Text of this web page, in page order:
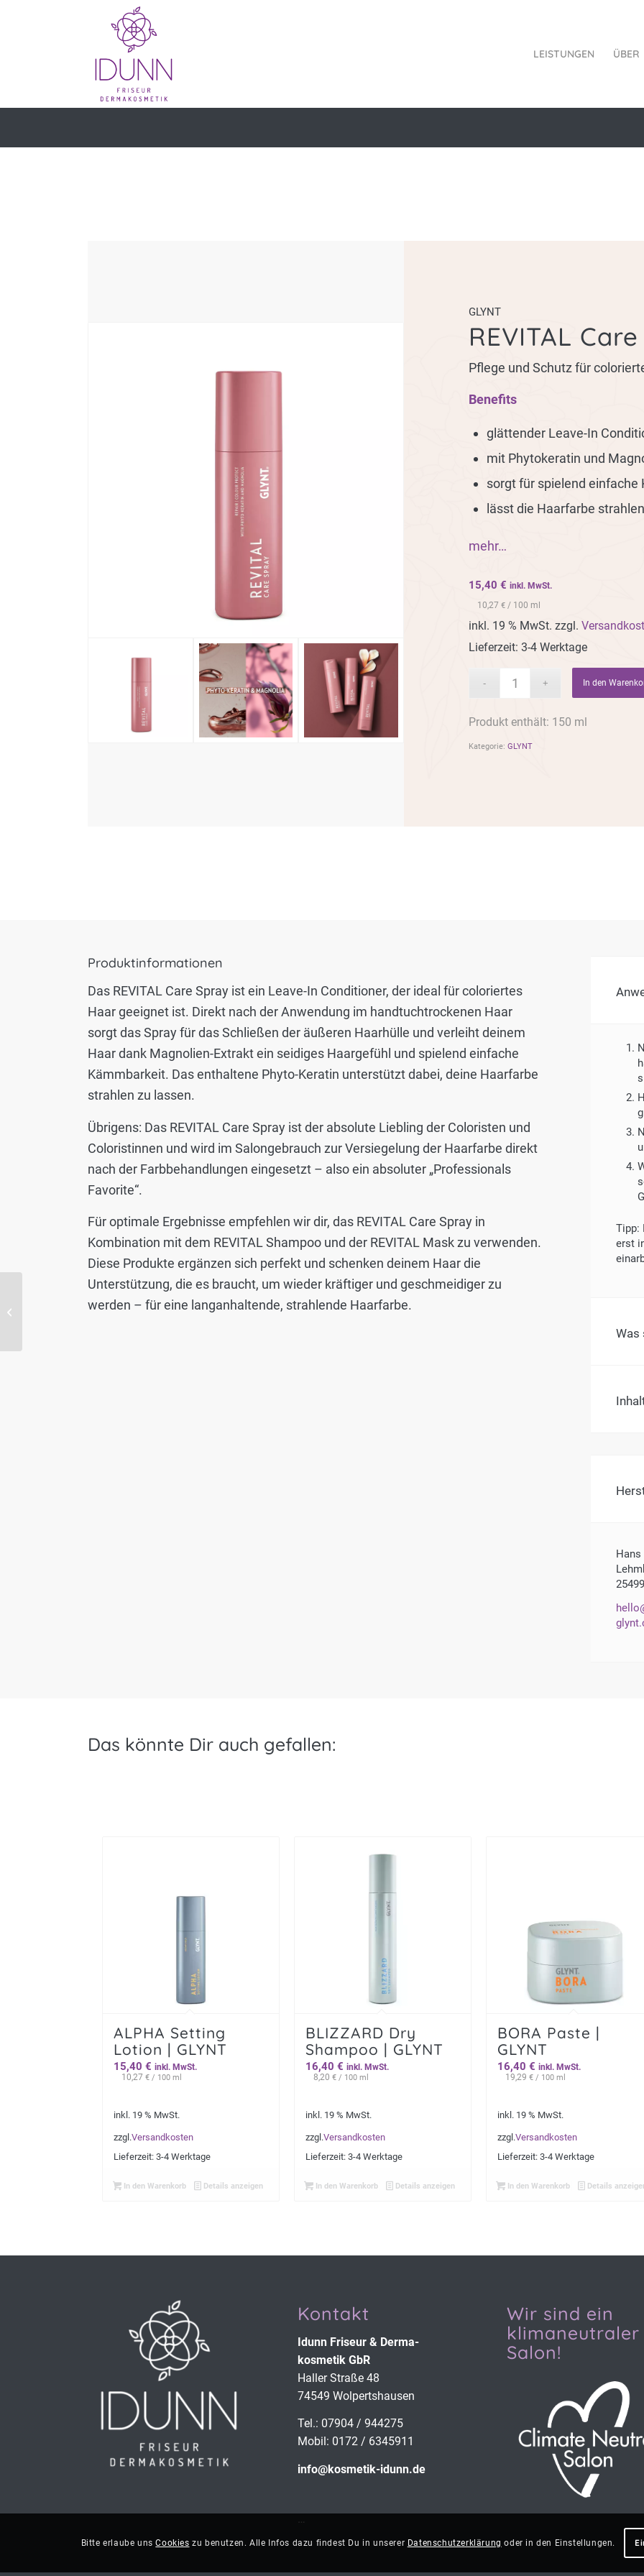
LEISTUNGEN ÜBER
GLYNT
REVITAL
Pflege und Schutz für
Benefits
glättender Leave-In
mit Phytokeratin und
sorgt für spielend einfache
lässt die Haarfarbe strahlen
mehr…
15,40 € inkl. MwSt.
10,27 € / 100 ml
inkl. 19 % MwSt. zzgl.
Lieferzeit: 3-4 Werktage
In den
Produkt enthält: 150 ml
Kategorie: GLYNT
Produktinformationen
Das REVITAL Care Spray ist ein Leave-In Conditioner, der ideal für coloriertes
Haar geeignet ist. Direkt nach der Anwendung im handtuchtrockenen Haar
sorgt das Spray für das Schließen der äußeren Haarhülle und verleiht deinem
Haar dank Magnolien-Extrakt ein seidiges Haargefühl und spielend einfache
Kämmbarkeit. Das enthaltene Phyto-Keratin unterstützt dabei, deine Haarfarbe
strahlen zu lassen.
Übrigens: Das REVITAL Care Spray ist der absolute Liebling der Coloristen und
Coloristinnen und wird im Salongebrauch zur Versiegelung der Haarfarbe direkt
nach der Farbbehandlungen eingesetzt – also ein absoluter „Professionals
Favorite“.
Für optimale Ergebnisse empfehlen wir dir, das REVITAL Care Spray in
Kombination mit dem REVITAL Shampoo und der REVITAL Mask zu verwenden.
Diese Produkte ergänzen sich perfekt und schenken deinem Haar die
Unterstützung, die es braucht, um wieder kräftiger und geschmeidiger zu
werden – für eine langanhaltende, strahlende Haarfarbe.
Tipp:
erst
Was
Das könnte Dir auch gefallen:
ALPHA Setting
Lotion | GLYNT
15,40 € inkl. MwSt.
10,27 € / 100 ml
inkl. 19 % MwSt.
zzgl.Versandkosten
Lieferzeit: 3-4 Werktage
In den Warenkorb Details anzeigen
BLIZZARD Dry
Shampoo | GLYNT
16,40 € inkl. MwSt.
8,20 €/ 100 ml
inkl. 19 % MwSt.
zzgl.Versandkosten
Lieferzeit: 3-4 Werktage
In den Warenkorb Details anzeigen
BORA Paste |
GLYNT
16,40 € inkl. MwSt.
19,29 €/ 100 ml
inkl. 19 % MwSt.
zzgl.Versandkosten
Lieferzeit: 3-4 Werktage
In den Warenkorb Details
Kontakt
Idunn Friseur & Derma­
kosmetik GbR
Haller Straße 48
74549 Wolpertshausen
Tel.: 07904 / 944275
Mobil: 0172 / 6345911
info@kosmetik-idunn.de
Wir sind ein
klimaneutraler
Salon!
REVITAL Shampoo |
Bitte erlaube unsCookies zu benutzen. Alle Infos dazu findest Du in unserer Datenschutzerklärung oder in den Einstellungen.